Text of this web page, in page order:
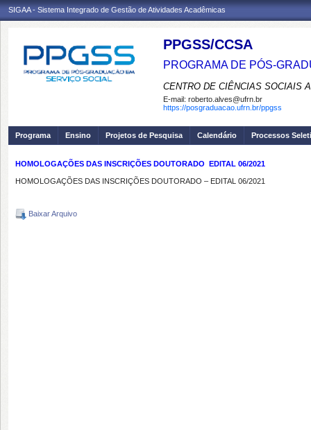
SIGAA - Sistema Integrado de Gestão de Atividades Acadêmicas
PPGSS/CCSA
PROGRAMA DE PÓS-
CENTRO DE CIÊNCIAS SOCIAIS
E-mail: roberto.alves@ufrn.br
https://posgraduacao.ufrn.br/ppgss
Programa Ensino Projetos de Pesquisa Calendário Processos
HOMOLOGAÇÕES DAS INSCRIÇÕES DOUTORADO  EDITAL 06/2021
HOMOLOGAÇÕES DAS INSCRIÇÕES DOUTORADO – EDITAL 06/2021
Baixar Arquivo